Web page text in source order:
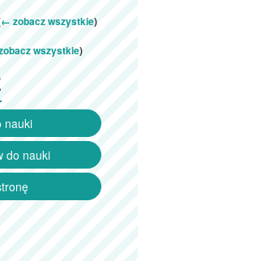
← zobacz wszystkie)
wszystkie)
nauki
do nauki